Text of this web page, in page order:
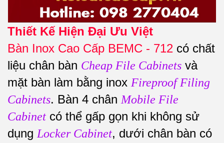
Thiết Kế Hiện Đại Ưu Việt
Bàn Inox Cao Cấp BEMC - 712 có chất
liệu chân bàn Cheap File Cabinets và
mặt bàn làm bằng inox Fireproof Filing
Cabinets. Bàn 4 chân Mobile File
Cabinet có thể gấp gọn khi không sử
dụng Locker Cabinet, dưới chân bàn có